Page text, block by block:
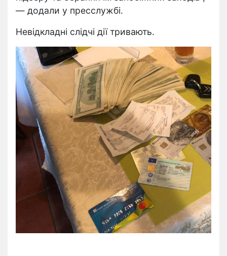
— додали у пресслужбі.
Невідкладні слідчі дії тривають.